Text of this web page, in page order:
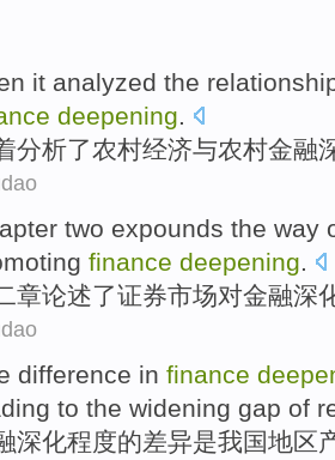
it analyzed the
deepening.
分析了农村经济与农村金融
two expounds the way
finance deepening.
章论述了证券市场对金融深
difference in finance
to the widening gap of
深化程度的差异是我国地区